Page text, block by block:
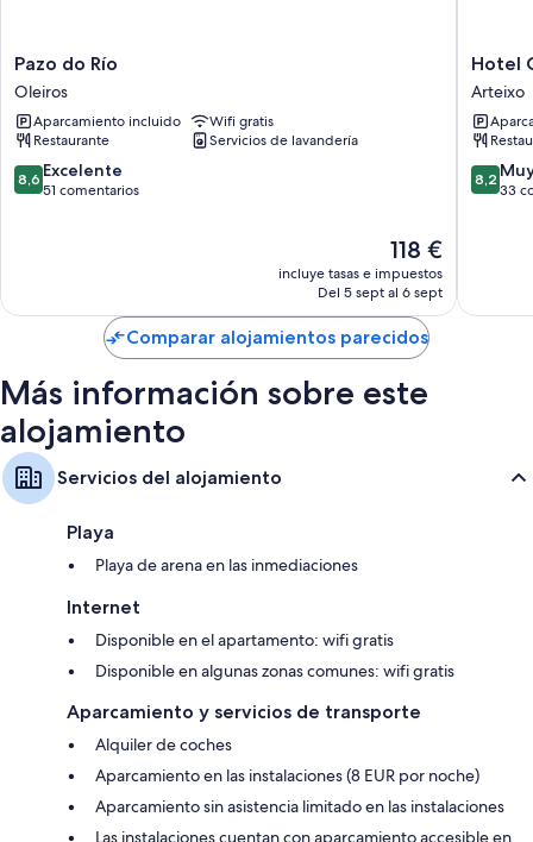
Pazo
do
Río
Oleiros
Pazo do Río
Oleiros
Aparcamiento incluido
Wifi gratis
Restaurante
Servicios de lavandería
8.6
sobre
8,6 Excelente
51 comentarios
El
precio
actual
de
118 €
118 €
incluye tasas e impuestos
Del 5 sept al 6 sept
Hotel
Costa
Atlántica
Arteixo
Hotel
Arteixo
8.2
sobre
8,2
33
Comparar alojamientos parecidos
Más información sobre este
alojamiento
Servicios del alojamiento
Playa
Playa de arena en las inmediaciones
Internet
Disponible en el apartamento: wifi gratis
Disponible en algunas zonas comunes: wifi gratis
Aparcamiento y servicios de transporte
Alquiler de coches
Aparcamiento en las instalaciones (8 EUR por noche)
Aparcamiento sin asistencia limitado en las instalaciones
Las instalaciones cuentan con aparcamiento accesible en